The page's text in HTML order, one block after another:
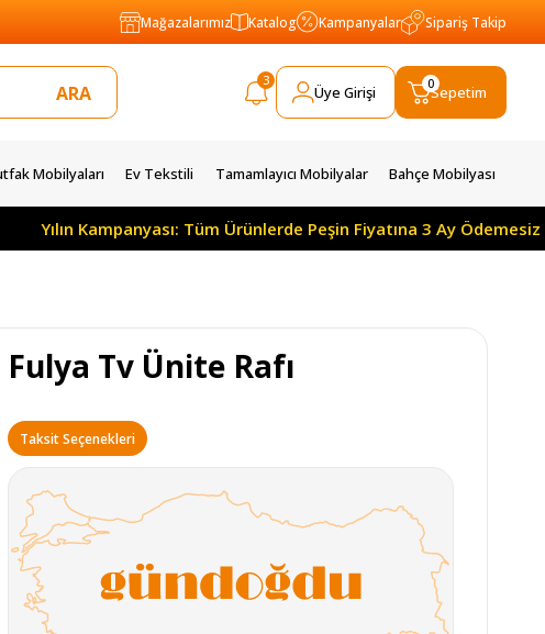
Mağazalarımız Katalog Kampanyalar Sipariş Takip
3
Üye Girişi Sepetim
0
Mobilyaları Ev Tekstili Tamamlayıcı Mobilyalar Bahçe Mobilyası
Kampanyası: Tüm Ürünlerde Peşin Fiyatına 3 Ay Ödemesiz 10
Fulya Tv Ünite Rafı
Taksit Seçenekleri